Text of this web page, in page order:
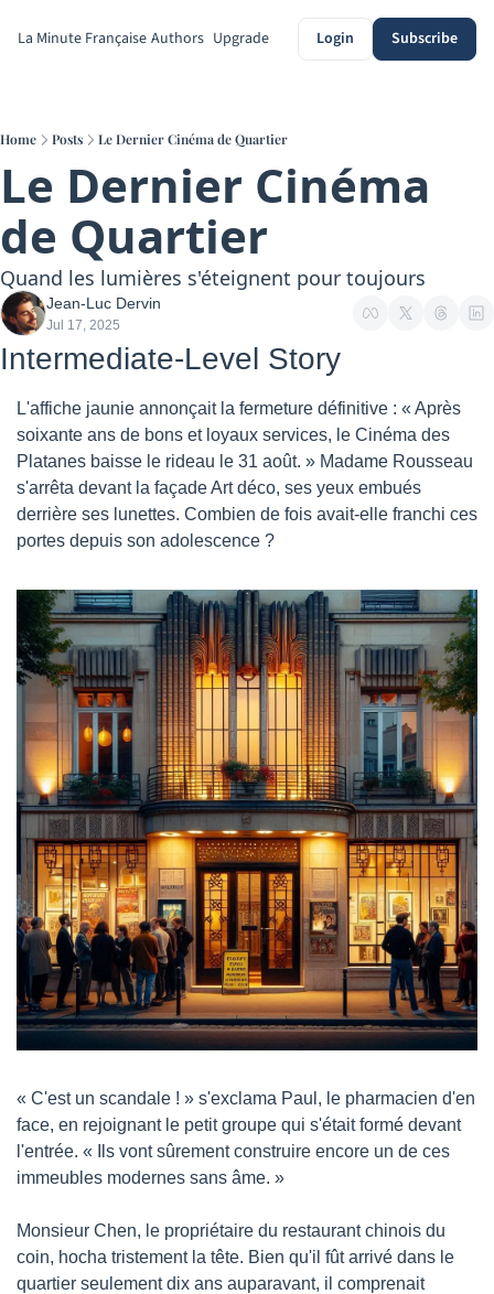
La Minute Française Authors Upgrade Login Subscribe
Home Posts Le Dernier Cinéma de Quartier
Le Dernier Cinéma
de Quartier
Quand les lumières s'éteignent pour toujours
Jean-Luc Dervin
Jul 17, 2025
Intermediate-Level Story
L'affiche jaunie annonçait la fermeture définitive : « Après
soixante ans de bons et loyaux services, le Cinéma des
Platanes baisse le rideau le 31 août. » Madame Rousseau
s'arrêta devant la façade Art déco, ses yeux embués
derrière ses lunettes. Combien de fois avait-elle franchi ces
portes depuis son adolescence ?
« C'est un scandale ! » s'exclama Paul, le pharmacien d'en
face, en rejoignant le petit groupe qui s'était formé devant
l'entrée. « Ils vont sûrement construire encore un de ces
immeubles modernes sans âme. »
Monsieur Chen, le propriétaire du restaurant chinois du
coin, hocha tristement la tête. Bien qu'il fût arrivé dans le
quartier seulement dix ans auparavant, il comprenait